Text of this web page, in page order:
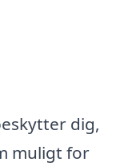
dig,
muligt for